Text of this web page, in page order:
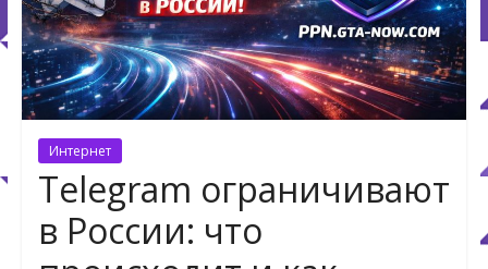
Интернет
Telegram ограничивают
в России: что